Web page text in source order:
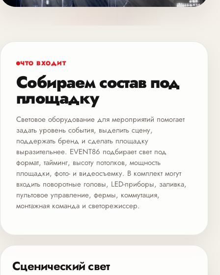
ЧТО ВХОДИТ
Собираем состав под
площадку
Световое оборудование для мероприятий помогает
задать уровень события, выделить сцену,
поддержать бренд и сделать площадку
выразительнее. EVENT86 подбирает свет под
формат, тайминг, высоту потолков, мощность
площадки, фото- и видеосъемку. В комплект могут
входить поворотные головы, LED-приборы, заливка,
пультовое управление, фермы, коммутация,
монтажная команда и светорежиссер.
Сценический свет